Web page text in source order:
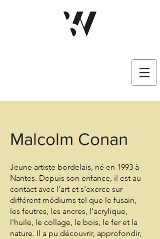
Malcolm Conan
Jeune artiste bordelais, né en 1993 à
Nantes. Depuis son enfance, il est au
contact avec l'art et s'exerce sur
différent médiums tel que le fusain,
les feutres, les ancres, l'acrylique,
l'huile, le collage, le bois, le fer et la
nature. Il a pu découvrir, approfondir,